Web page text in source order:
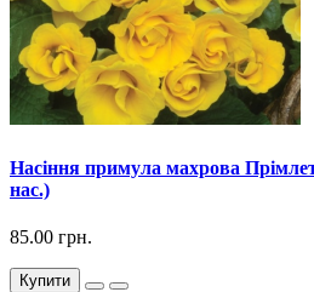
Насіння примула махрова
нас.)
85.00 грн.
Купити